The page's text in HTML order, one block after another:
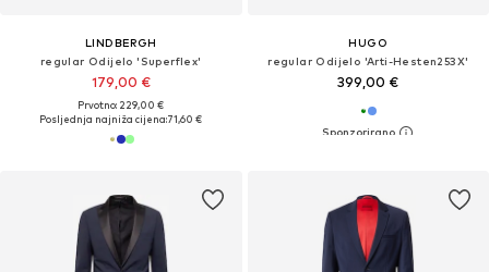
LINDBERGH
regular Odijelo 'Superflex'
179,00 €
Prvotno: 229,00 €
Posljednja najniža cijena:71,60 €
HUGO
regular Odijelo 'Arti-Hesten253X'
399,00 €